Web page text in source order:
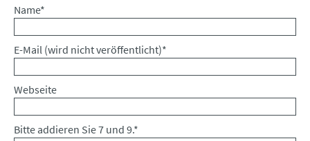
Pflichtfeld
Name*
Pflichtfeld
E-Mail (wird nicht veröffentlicht)*
Webseite
Bitte addieren Sie 7 und 9.*